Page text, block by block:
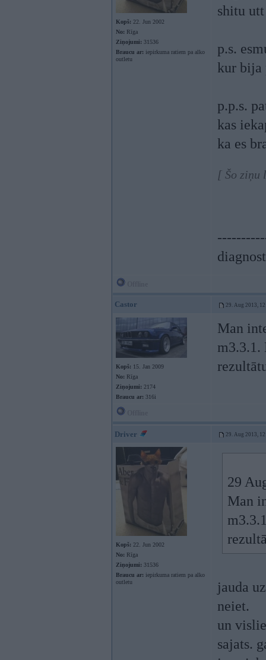
Kopš: 22. Jun 2002
No: Rīga
Ziņojumi: 31536
Braucu ar: iepirkuma ratiem pa alko
outletu
shitu utt
p.s.
kur bija
p.p.s.
kas
ka es
[ Šo ziņu
Castor 29. Aug 2013,
Kopš: 15. Jan 2009
No: Rīga
Ziņojumi: 2174
Braucu ar: 316i
Man
m3.3.1.
Driver 29. Aug 2013,
Kopš: 22. Jun 2002
No: Rīga
Ziņojumi: 31536
Braucu ar: iepirkuma ratiem pa alko
outletu
29
Man
jauda
neiet.
un
sajats.